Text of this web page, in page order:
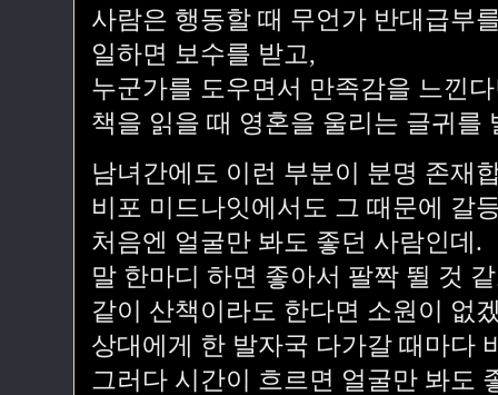
사람은 행동할 때 무언가 반대급부
일하면 보수를 받고,
누군가를 도우면서 만족감을 느낀
책을 읽을 때 영혼을 울리는 글귀를
남녀간에도 이런 부분이 분명 존재
비포 미드나잇에서도 그 때문에 갈
처음엔 얼굴만 봐도 좋던 사람인데.
말 한마디 하면 좋아서 팔짝 뛸 것
같이 산책이라도 한다면 소원이 없
상대에게 한 발자국 다가갈 때마다
그러다 시간이 흐르면 얼굴만 봐도